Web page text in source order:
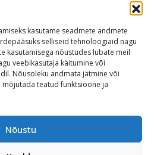
kasutame seadmete andmete
selliseid tehnoloogiaid nagu
kasutamisega nõustudes lubate meil
veebikasutaja käitumine või
Nõusoleku andmata jätmine või
teatud funktsioone ja
Nõustu